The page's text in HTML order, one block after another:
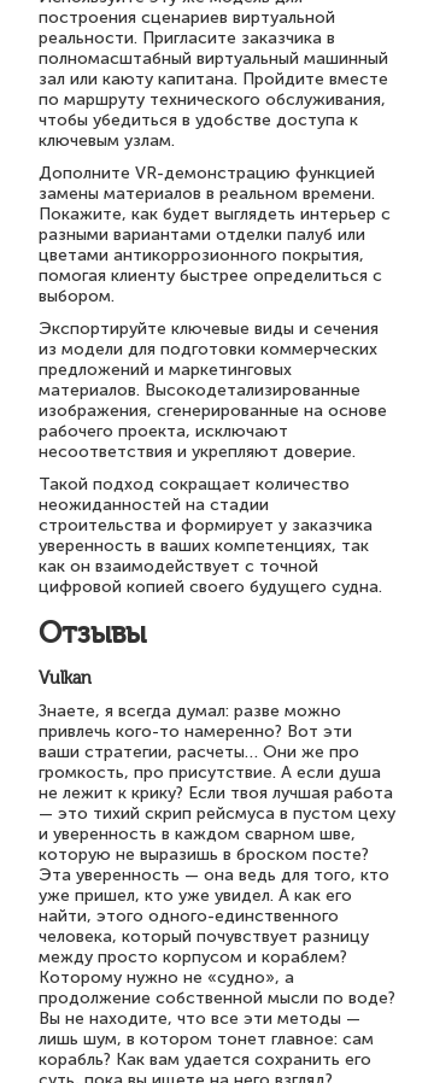
построения сценариев виртуальной
реальности. Пригласите заказчика в
полномасштабный виртуальный машинный
зал или каюту капитана. Пройдите вместе
по маршруту технического обслуживания,
чтобы убедиться в удобстве доступа к
ключевым узлам.
Дополните VR-демонстрацию функцией
замены материалов в реальном времени.
Покажите, как будет выглядеть интерьер с
разными вариантами отделки палуб или
цветами антикоррозионного покрытия,
помогая клиенту быстрее определиться с
выбором.
Экспортируйте ключевые виды и сечения
из модели для подготовки коммерческих
предложений и маркетинговых
материалов. Высокодетализированные
изображения, сгенерированные на основе
рабочего проекта, исключают
несоответствия и укрепляют доверие.
Такой подход сокращает количество
неожиданностей на стадии
строительства и формирует у заказчика
уверенность в ваших компетенциях, так
как он взаимодействует с точной
цифровой копией своего будущего судна.
Отзывы
Vulkan
Знаете, я всегда думал: разве можно
привлечь кого-то намеренно? Вот эти
ваши стратегии, расчеты… Они же про
громкость, про присутствие. А если душа
не лежит к крику? Если твоя лучшая работа
— это тихий скрип рейсмуса в пустом цеху
и уверенность в каждом сварном шве,
которую не выразишь в броском посте?
Эта уверенность — она ведь для того, кто
уже пришел, кто уже увидел. А как его
найти, этого одного-единственного
человека, который почувствует разницу
между просто корпусом и кораблем?
Которому нужно не «судно», а
продолжение собственной мысли по воде?
Вы не находите, что все эти методы —
лишь шум, в котором тонет главное: сам
корабль? Как вам удается сохранить его